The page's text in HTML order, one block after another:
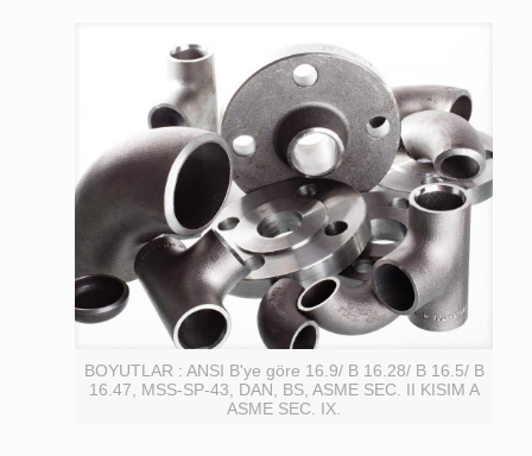
BOYUTLAR : ANSI B'ye göre 16.9/ B 16.28/ B 16.5/ B
16.47, MSS-SP-43, DAN, BS, ASME SEC. II KISIM A
ASME SEC. IX.